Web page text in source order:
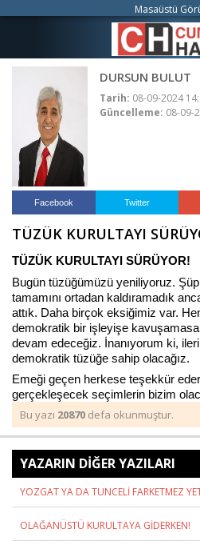
DURSUN BULUT
Tarih: 08-09-2024
Güncelleme: 08-09-
Facebook Twitter
TÜZÜK KURULTAYI
TÜZÜK KURULTAYI SÜRÜYOR!
Bugün tüzüğümüzü yeniliyoruz.
tamamını ortadan kaldıramadık
attık. Daha birçok eksiğimiz var.
demokratik bir işleyişe
devam edeceğiz. İnanıyorum ki,
demokratik tüzüğe sahip olacağız.
Emeği geçen herkese teşekkür
gerçekleşecek seçimlerin bizim
Bu yazı 20870 defa okunmuştur.
YAZARIN DİĞER YAZILARI
YOZGAT YA DA TUNCELİ FARKETMEZ
OLAĞANÜSTÜ KURULTAYA GİDERKEN!
Masaüstü